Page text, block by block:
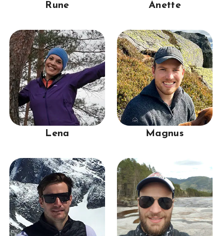
Rune Anette
Lena Magnus